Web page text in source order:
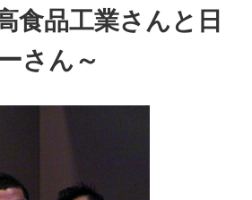
品工業さんと日
さん～